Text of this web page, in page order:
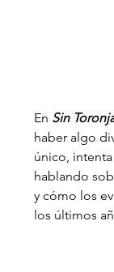
En Sin
haber algo
único,
hablando
y cómo los
los últimos